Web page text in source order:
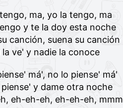
ma, yo la tengo, ma
y te la doy esta noche
canción, suena su canción
la ve' y nadie la conoce
má', no lo piense' má'
y dame otra noche
eh-eh-eh, eh-eh-eh, mmm